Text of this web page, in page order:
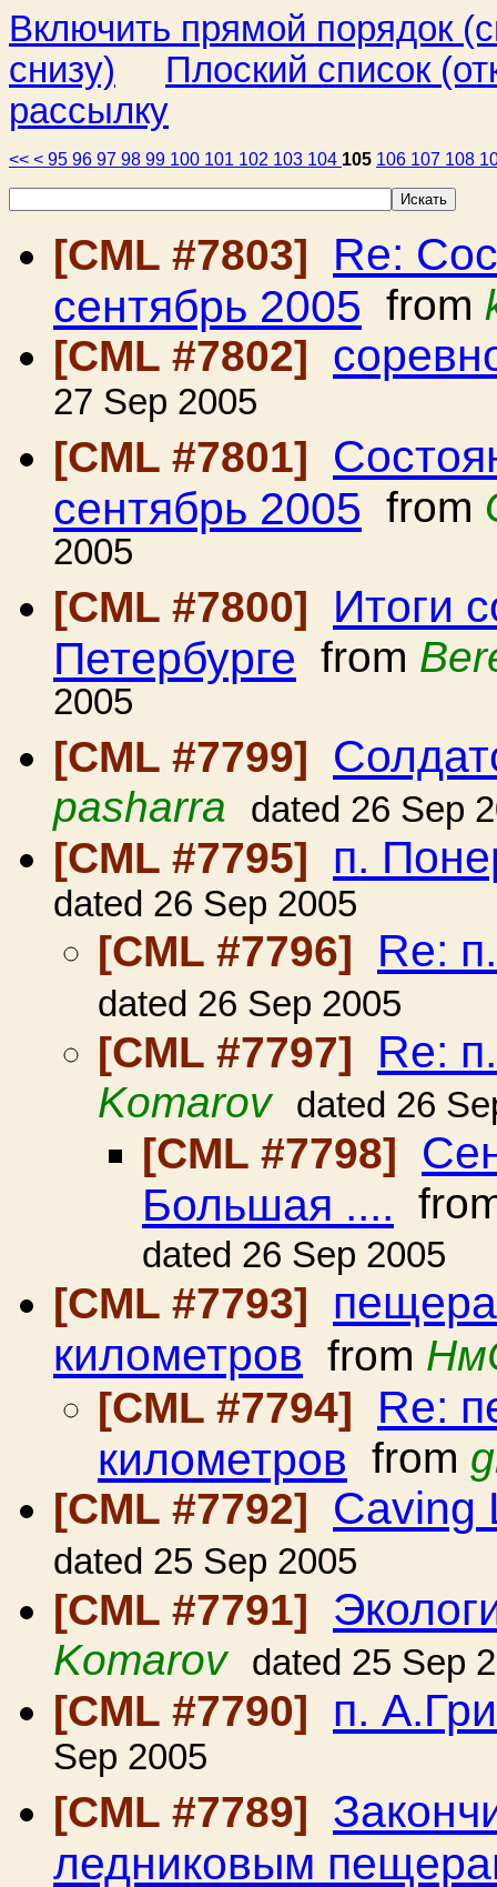
Включить прямой порядок
снизу)
Плоский список
рассылку
<< < 95 96 97 98 99 100 101 102 103 104 105 106 107 108
[CML #7803] Re:
сентябрь 2005 from
[CML #7802]
27 Sep 2005
[CML #7801]
сентябрь 2005 from
2005
[CML #7800]
Итоги
Петербурге from
2005
[CML #7799]
pasharra dated 26 Sep
[CML #7795] п.
dated 26 Sep 2005
[CML #7796] Re:
dated 26 Sep 2005
[CML #7797] Re:
Komarov dated 26
[CML #7798]
Большая ....
dated 26 Sep 2005
[CML #7793]
километров from
[CML #7794]
Re:
километров from
[CML #7792]
Caving
dated 25 Sep 2005
[CML #7791]
Komarov dated 25 Sep
[CML #7790] п.
Sep 2005
[CML #7789]
ледниковым